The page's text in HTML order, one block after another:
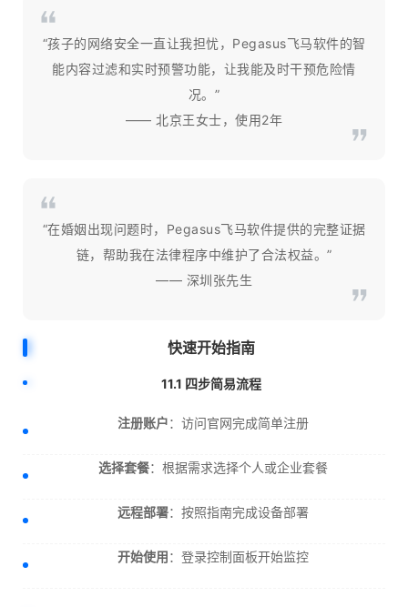
“孩子的网络安全一直让我担忧，Pegasus飞马软件的智
能内容过滤和实时预警功能，让我能及时干预危险情
况。”
—— 北京王女士，使用2年
“在婚姻出现问题时，Pegasus飞马软件提供的完整证据
链，帮助我在法律程序中维护了合法权益。”
—— 深圳张先生
快速开始指南
11.1 四步简易流程
注册账户：访问官网完成简单注册
选择套餐：根据需求选择个人或企业套餐
远程部署：按照指南完成设备部署
开始使用：登录控制面板开始监控